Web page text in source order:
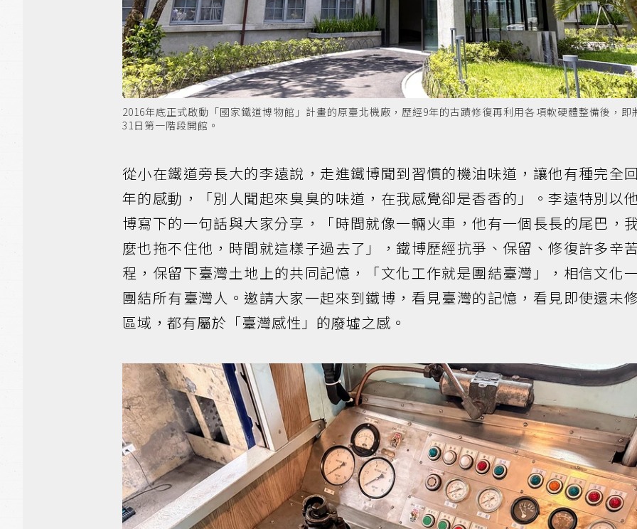
2016年底正式啟動「國家鐵道博物館」計畫的原臺北機廠，歷經9年的古蹟修復再利用各項軟硬體整備後，即
31日第一階段開館。
從小在鐵道旁長大的李遠說，走進鐵博聞到習慣的機油味道，讓他有種完全
年的感動，「別人聞起來臭臭的味道，在我感覺卻是香香的」。李遠特別以
博寫下的一句話與大家分享，「時間就像一輛火車，他有一個長長的尾巴，
麼也拖不住他，時間就這樣子過去了」，鐵博歷經抗爭、保留、修復許多辛
程，保留下臺灣土地上的共同記憶，「文化工作就是團結臺灣」，相信文化
團結所有臺灣人。邀請大家一起來到鐵博，看見臺灣的記憶，看見即使還未
區域，都有屬於「臺灣感性」的廢墟之感。